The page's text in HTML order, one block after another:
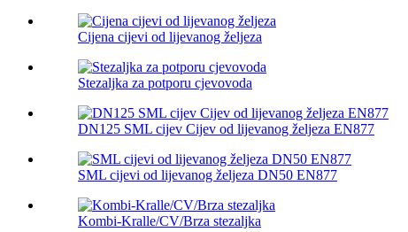
Cijena cijevi od lijevanog željeza
Stezaljka za potporu cjevovoda
DN125 SML cijev Cijev od lijevanog željeza EN877
SML cijevi od lijevanog željeza DN50 EN877
Kombi-Kralle/CV/Brza stezaljka